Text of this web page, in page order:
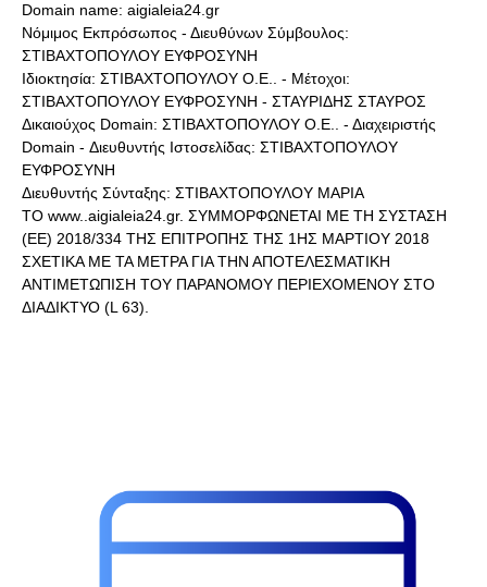
Domain name: aigialeia24.gr
Νόμιμος Εκπρόσωπος - Διευθύνων Σύμβουλος:
ΣΤΙΒΑΧΤΟΠΟΥΛΟΥ ΕΥΦΡΟΣΥΝΗ
Ιδιοκτησία: ΣΤΙΒΑΧΤΟΠΟΥΛΟΥ Ο.Ε.. - Μέτοχοι:
ΣΤΙΒΑΧΤΟΠΟΥΛΟΥ ΕΥΦΡΟΣΥΝΗ - ΣΤΑΥΡΙΔΗΣ ΣΤΑΥΡΟΣ
Δικαιούχος Domain: ΣΤΙΒΑΧΤΟΠΟΥΛΟΥ Ο.Ε.. - Διαχειριστής
Domain - Διευθυντής Ιστοσελίδας: ΣΤΙΒΑΧΤΟΠΟΥΛΟΥ
ΕΥΦΡΟΣΥΝΗ
Διευθυντής Σύνταξης: ΣΤΙΒΑΧΤΟΠΟΥΛΟΥ ΜΑΡΙΑ
ΤΟ www..aigialeia24.gr. ΣΥΜΜΟΡΦΩΝΕΤΑΙ ΜΕ ΤΗ ΣΥΣΤΑΣΗ
(ΕΕ) 2018/334 ΤΗΣ ΕΠΙΤΡΟΠΗΣ ΤΗΣ 1ΗΣ ΜΑΡΤΙΟΥ 2018
ΣΧΕΤΙΚΑ ΜΕ ΤΑ ΜΕΤΡΑ ΓΙΑ ΤΗΝ ΑΠΟΤΕΛΕΣΜΑΤΙΚΗ
ΑΝΤΙΜΕΤΩΠΙΣΗ ΤΟΥ ΠΑΡΑΝΟΜΟΥ ΠΕΡΙΕΧΟΜΕΝΟΥ ΣΤΟ
ΔΙΑΔΙΚΤΥΟ (L 63).